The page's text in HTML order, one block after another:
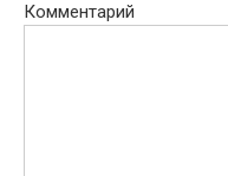
Комментарий